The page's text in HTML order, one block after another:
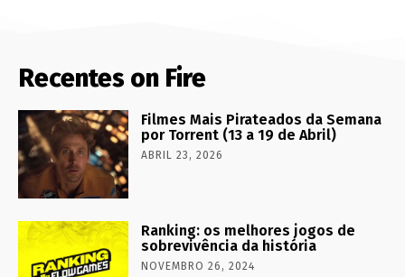
Recentes on Fire
Filmes Mais Pirateados da Semana
por Torrent (13 a 19 de Abril)
ABRIL 23, 2026
Ranking: os melhores jogos de
sobrevivência da história
NOVEMBRO 26, 2024